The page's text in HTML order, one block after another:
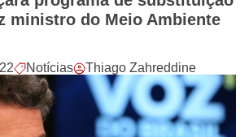
ministro do Meio Ambiente
Notícias Thiago Zahreddine